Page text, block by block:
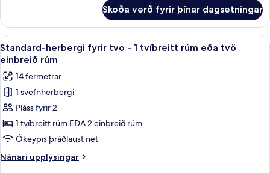
Single
Room
Skoða verð fyrir þínar dagsetningar
Skoða
allar
myndir
fyrir
Standard-
herbergi
fyrir
tvo
-
1
Myrkratjöld/-gardínur, ókeypis
6
Standard-herbergi fyrir tvo - 1 tvíbreitt rúm eða tvö
einbreið rúm
14 fermetrar
1 svefnherbergi
Pláss fyrir 2
1 tvíbreitt rúm EÐA 2 einbreið rúm
Ókeypis þráðlaust net
Nánari upplýsingar
Nánari